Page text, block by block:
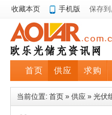
收藏本页 手机版 保存
首页 供应 求购
当前位置: 首页 » 供应 » 光伏